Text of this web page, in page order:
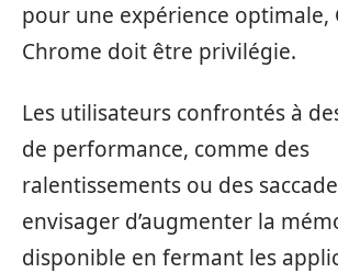
pour une expérience optimale,
Chrome doit être privilégie.
Les utilisateurs confrontés à
de performance, comme des
ralentissements ou des
envisager d’augmenter la
disponible en fermant les